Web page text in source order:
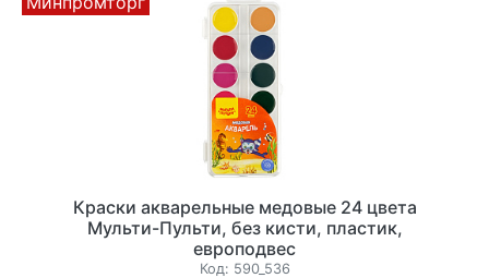
Краски акварельные медовые 24 цвета
Мульти-Пульти, без кисти, пластик,
европодвес
Код: 590_536